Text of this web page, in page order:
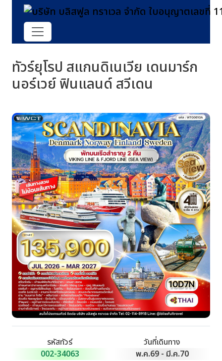
ทัวร์ยุโรป สแกนดิเนเวีย เดนมาร์ก
นอร์เวย์ ฟินแลนด์ สวีเดน
รหัสทัวร์
002-34063
วันที่เดินทาง
พ.ค.69 - มี.ค.70